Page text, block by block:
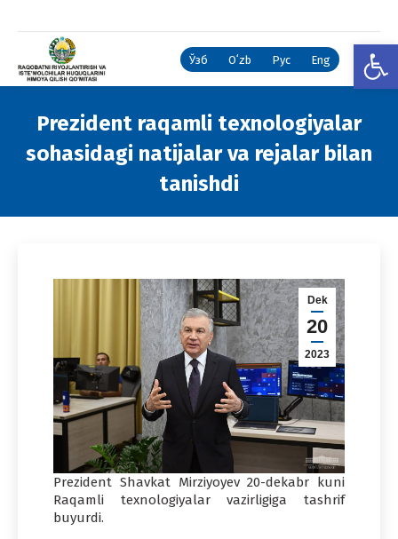
Ўзб Oʻzb Рус Eng
Prezident raqamli texnologiyalar
sohasidagi natijalar va rejalar bilan
tanishdi
Dek
20
2023
Prezident Shavkat Mirziyoyev 20-dekabr kuni
Raqamli texnologiyalar vazirligiga tashrif
buyurdi.